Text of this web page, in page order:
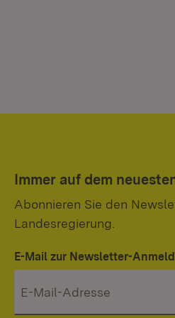
Immer auf dem
Abonnieren Sie den
Landesregierung.
E-Mail zur Newsletter-